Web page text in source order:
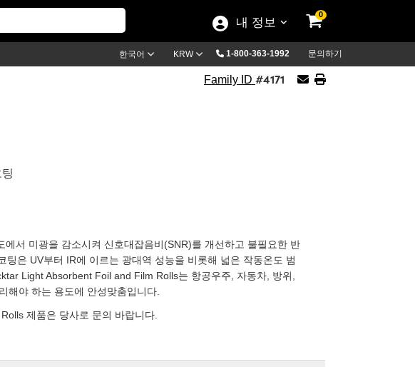
내 정보
0
한국어 KRW 1-800-363-1992 문의하기
Family ID #4171
서 미광을 감소시켜 신호대잡음비(SNR)를 개선하고 불필요한 반
은 UV부터 IR에 이르는 광대역 성능을 비롯해 넓은 작동온도 범
Light Absorbent Foil and Film Rolls는 항공우주, 자동차, 방위,
해야 하는 용도에 안성맞춤입니다.
제품은 당사로 문의 바랍니다.